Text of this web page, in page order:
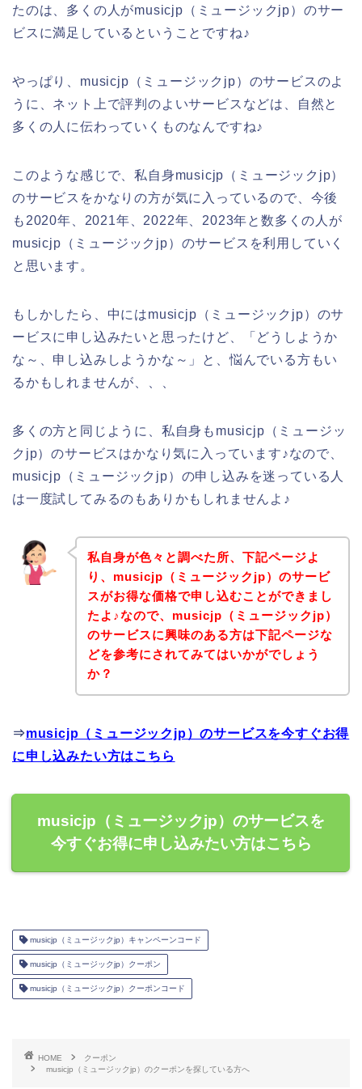
たのは、多くの人がmusicjp（ミュージックjp）のサー
ビスに満足しているということですね♪
やっぱり、musicjp（ミュージックjp）のサービスのよ
うに、ネット上で評判のよいサービスなどは、自然と
多くの人に伝わっていくものなんですね♪
このような感じで、私自身musicjp（ミュージックjp）
のサービスをかなりの方が気に入っているので、今後
も2020年、2021年、2022年、2023年と数多くの人が
musicjp（ミュージックjp）のサービスを利用していく
と思います。
もしかしたら、中にはmusicjp（ミュージックjp）のサ
ービスに申し込みたいと思ったけど、「どうしようか
な～、申し込みしようかな～」と、悩んでいる方もい
るかもしれませんが、、、
多くの方と同じように、私自身もmusicjp（ミュージッ
クjp）のサービスはかなり気に入っています♪なので、
musicjp（ミュージックjp）の申し込みを迷っている人
は一度試してみるのもありかもしれませんよ♪
私自身が色々と調べた所、下記ページよ
り、musicjp（ミュージックjp）のサービ
スがお得な価格で申し込むことができまし
たよ♪なので、musicjp（ミュージックjp）
のサービスに興味のある方は下記ページな
どを参考にされてみてはいかがでしょう
か？
⇒musicjp（ミュージックjp）のサービスを今すぐお得
に申し込みたい方はこちら
musicjp（ミュージックjp）のサービスを
今すぐお得に申し込みたい方はこちら
musicjp（ミュージックjp）キャンペーンコード
musicjp（ミュージックjp）クーポン
musicjp（ミュージックjp）クーポンコード
HOME
クーポン
musicjp（ミュージックjp）のクーポンを探している方へ